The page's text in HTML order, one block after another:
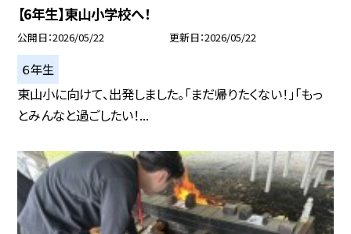
【6年生】東山小学校へ！
公開日 2026/05/22 更新日 2026/05/22
６年生
東山小に向けて、出発しました。「まだ帰りたくない！」「もっ
とみんなと過ごしたい！...